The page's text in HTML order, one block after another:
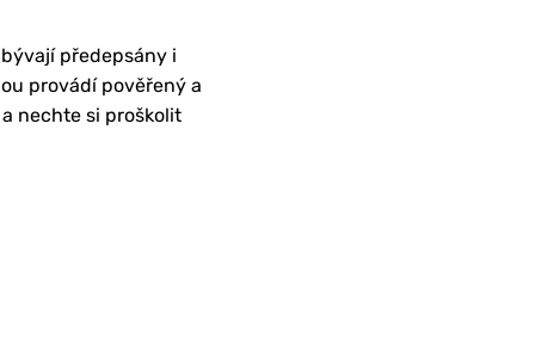
předepsány i
provádí pověřený a
nechte si proškolit